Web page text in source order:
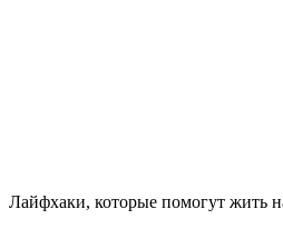
Лайфхаки, которые помогут жить